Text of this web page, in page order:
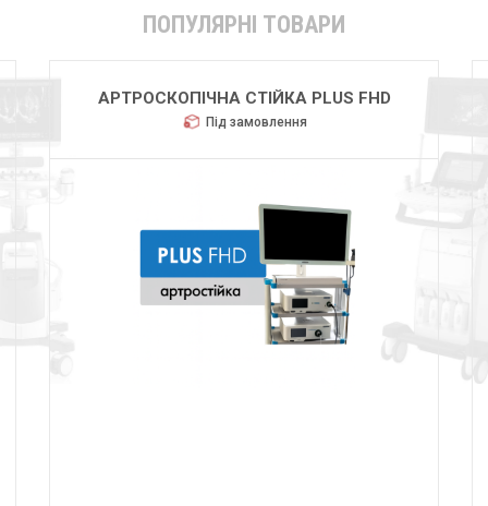
ПОПУЛЯРНІ ТОВАРИ
PLUS FHD HUGER 2600